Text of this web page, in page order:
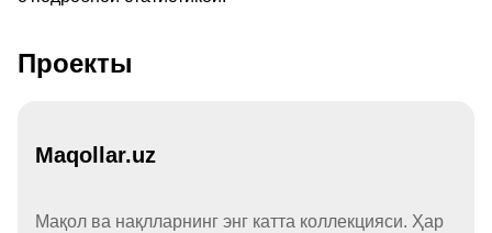
Проекты
Maqollar.uz
Мақол ва нақлларнинг энг катта коллекцияси. Ҳар